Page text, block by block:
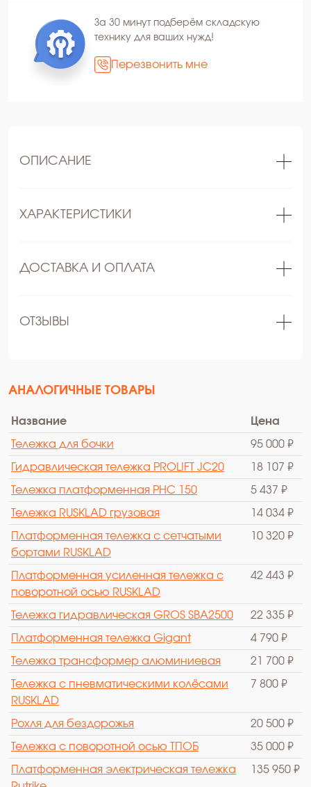
За 30 минут подберём складскую
технику для ваших нужд!
Перезвонить мне
ОПИСАНИЕ
ХАРАКТЕРИСТИКИ
ДОСТАВКА И ОПЛАТА
ОТЗЫВЫ
АНАЛОГИЧНЫЕ ТОВАРЫ
Название Цена
Тележка для бочки 95 000 ₽
Гидравлическая тележка PROLIFT JC20 18 107 ₽
Тележка платформенная PHC 150 5 437 ₽
Тележка RUSKLAD грузовая 14 034 ₽
Платформенная тележка с сетчатыми
бортами RUSKLAD
10 320 ₽
Платформенная усиленная тележка с
поворотной осью RUSKLAD
42 443 ₽
Тележка гидравлическая GROS SBA2500 22 335 ₽
Платформенная тележка Gigant 4 790 ₽
Тележка трансформер алюминиевая 21 700 ₽
Тележка с пневматическими колёсами
RUSKLAD
7 800 ₽
Рохля для бездорожья 20 500 ₽
Тележка с поворотной осью ТПОБ 35 000 ₽
Платформенная электрическая тележка
135 950 ₽